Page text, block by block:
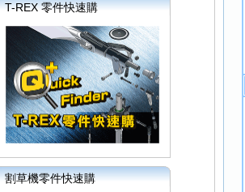
T-REX 零件快速購
割草機零件快速購